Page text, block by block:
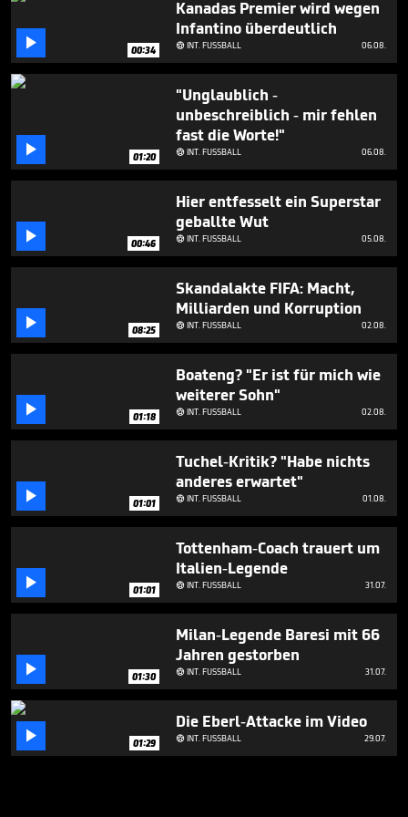
seconds
 00:34
Kanadas Premier wird wegen
Infantino überdeutlich
INT. FUSSBALL 06.08.
 01:20
"Unglaublich -
unbeschreiblich - mir fehlen
fast die Worte!"
INT. FUSSBALL 06.08.
 00:46
Hier entfesselt ein Superstar
geballte Wut
INT. FUSSBALL 05.08.
 08:25
Skandalakte FIFA: Macht,
Milliarden und Korruption
INT. FUSSBALL 02.08.
 01:18
Boateng? "Er ist für mich wie
weiterer Sohn"
INT. FUSSBALL 02.08.
 01:01
Tuchel-Kritik? "Habe nichts
anderes erwartet"
INT. FUSSBALL 01.08.
 01:01
Tottenham-Coach trauert um
Italien-Legende
INT. FUSSBALL 31.07.
 01:30
Milan-Legende Baresi mit 66
Jahren gestorben
INT. FUSSBALL 31.07.
 01:29
Die Eberl-Attacke im Video
INT. FUSSBALL 29.07.